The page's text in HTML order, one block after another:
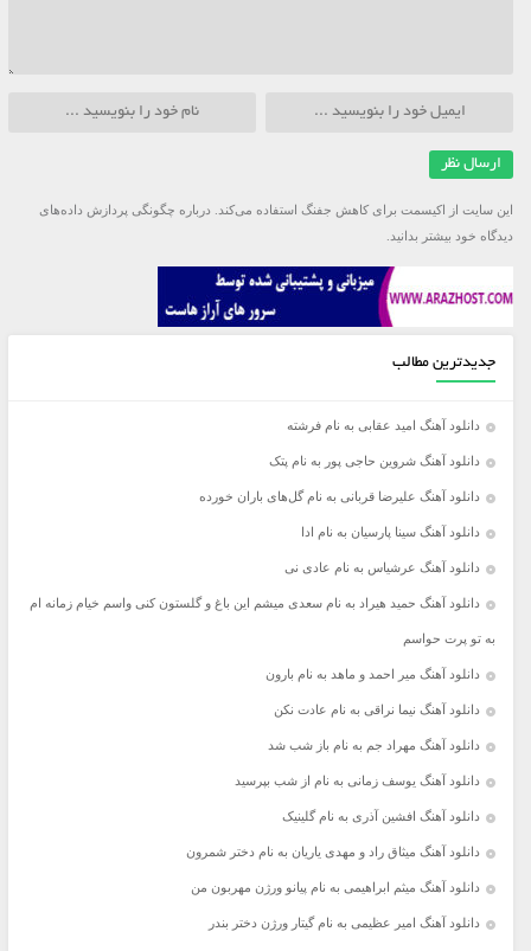
این سایت از اکیسمت برای کاهش جفنگ استفاده می‌کند. درباره چگونگی پردازش داده‌های
دیدگاه خود بیشتر بدانید.
جدیدترین مطالب
دانلود آهنگ امید عقابی به نام فرشته
دانلود آهنگ شروین حاجی پور به نام پتک
دانلود آهنگ علیرضا قربانی به نام گل‌های باران خورده
دانلود آهنگ سینا پارسیان به نام ادا
دانلود آهنگ عرشیاس به نام عادی نی
دانلود آهنگ حمید هیراد به نام سعدی میشم این باغ و گلستون کنی واسم خیام زمانه ام
به تو پرت حواسم
دانلود آهنگ میر احمد و ماهد به نام بارون
دانلود آهنگ نیما نراقی به نام عادت نکن
دانلود آهنگ مهراد جم به نام باز شب شد
دانلود آهنگ یوسف زمانی به نام از شب بپرسید
دانلود آهنگ افشین آذری به نام گلینیک
دانلود آهنگ میثاق راد و مهدی یاریان به نام دختر شمرون
دانلود آهنگ میثم ابراهیمی به نام پیانو ورژن مهربون من
دانلود آهنگ امیر عظیمی به نام گیتار ورژن دختر بندر